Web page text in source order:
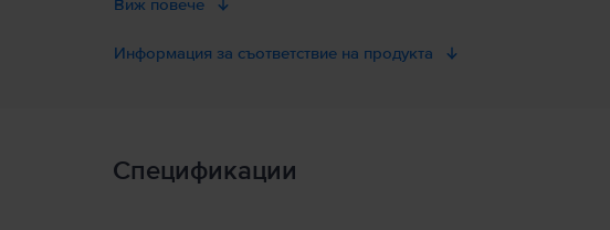
вътрешна памет, а именно 128GB. 256GB, 512GB и 1TB и с
Виж повече
Информация за съответствие на продукта
Информация за безопасност на продукта
Спецификации